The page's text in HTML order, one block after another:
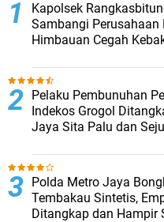
Kapolsek
Sambangi Perusahaan
Himbauan Cegah
Pelaku Pembunuhan
Indekos Grogol
Jaya Sita Palu dan
‎Polda Metro Jaya
Tembakau Sintetis,
Ditangkap dan Hampir